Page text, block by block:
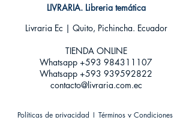
LIVRARIA. Libreria temática
Livraria Ec | Quito, Pichincha. Ecuador
TIENDA ONLINE​
Whatsapp +593 984311107
Whatsapp +593 939592822
contacto@livraria.com.ec
Políticas de privacidad | Términos y Condiciones